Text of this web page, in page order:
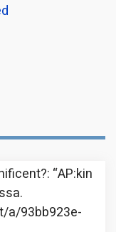
: “AP:kin
a/93bb923e-